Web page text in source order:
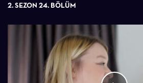
2. SEZON 24. BÖLÜM